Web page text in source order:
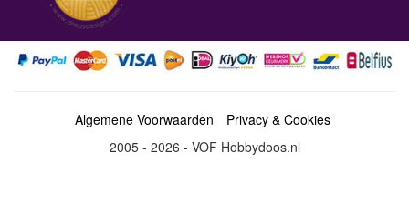
Algemene Voorwaarden
Privacy & Cookies
2005 - 2026 - VOF Hobbydoos.nl